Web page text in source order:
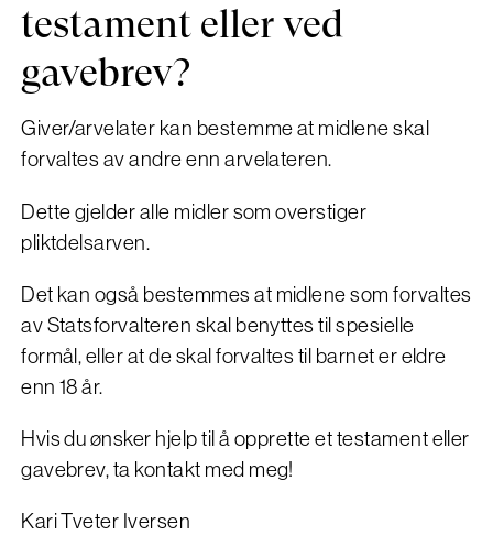
testament eller ved
gavebrev?
Giver/arvelater kan bestemme at midlene skal
forvaltes av andre enn arvelateren.
Dette gjelder alle midler som overstiger
pliktdelsarven.
Det kan også bestemmes at midlene som forvaltes
av Statsforvalteren skal benyttes til spesielle
formål, eller at de skal forvaltes til barnet er eldre
enn 18 år.
Hvis du ønsker hjelp til å opprette et testament eller
gavebrev, ta kontakt med meg!
Kari Tveter Iversen